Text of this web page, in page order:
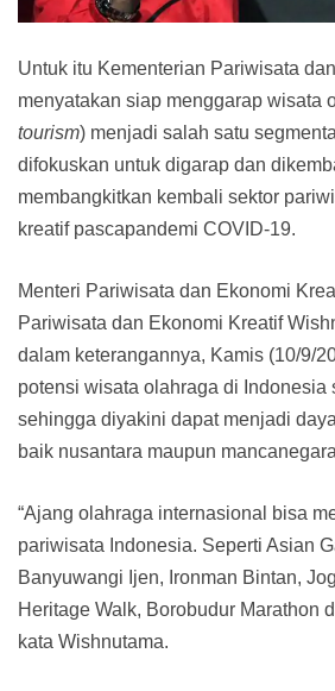
Untuk itu Kementerian Pariwisata
menyatakan siap menggarap wisata
tourism) menjadi salah satu
difokuskan untuk digarap dan
membangkitkan kembali sektor
kreatif pascapandemi COVID-19.
Menteri Pariwisata dan Ekonomi
Pariwisata dan Ekonomi Kreatif
dalam keterangannya, Kamis (10/9/
potensi wisata olahraga di Indonesia
sehingga diyakini dapat menjadi
baik nusantara maupun
“Ajang olahraga internasional bisa
pariwisata Indonesia. Seperti Asian
Banyuwangi Ijen, Ironman Bintan,
Heritage Walk, Borobudur Marathon
kata Wishnutama.